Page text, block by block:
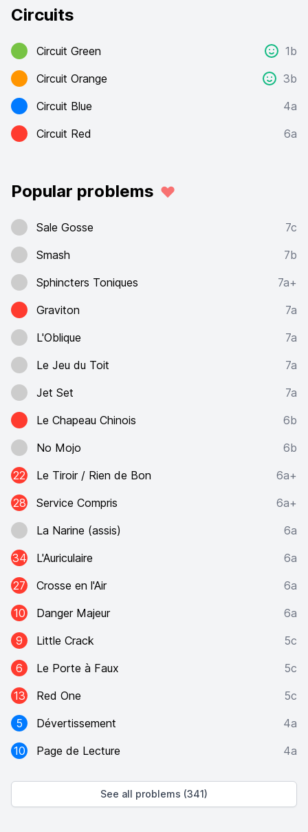
Circuits
Circuit Green
1b
Circuit Orange
3b
Circuit Blue
4a
Circuit Red
6a
Popular problems
Sale Gosse
7c
Smash
7b
Sphincters Toniques
7a+
Graviton
7a
L'Oblique
7a
Le Jeu du Toit
7a
Jet Set
7a
Le Chapeau Chinois
6b
No Mojo
6b
22
Le Tiroir / Rien de Bon
6a+
28
Service Compris
6a+
La Narine (assis)
6a
34
L'Auriculaire
6a
27
Crosse en l'Air
6a
10
Danger Majeur
6a
9
Little Crack
5c
6
Le Porte à Faux
5c
13
Red One
5c
5
Dévertissement
4a
10
Page de Lecture 4a
See all problems (341)